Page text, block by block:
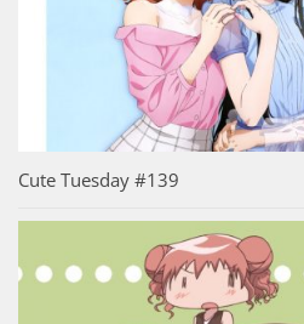
Cute Tuesday #139